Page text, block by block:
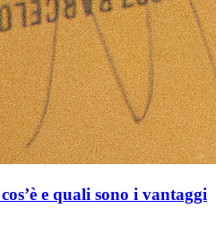
e quali sono i vantaggi